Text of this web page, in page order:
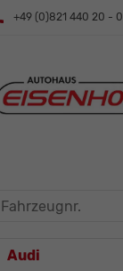
+49 (0)821 440 20 - 0
Fahrzeugnr.
Audi